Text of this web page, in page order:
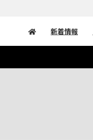
新着情報